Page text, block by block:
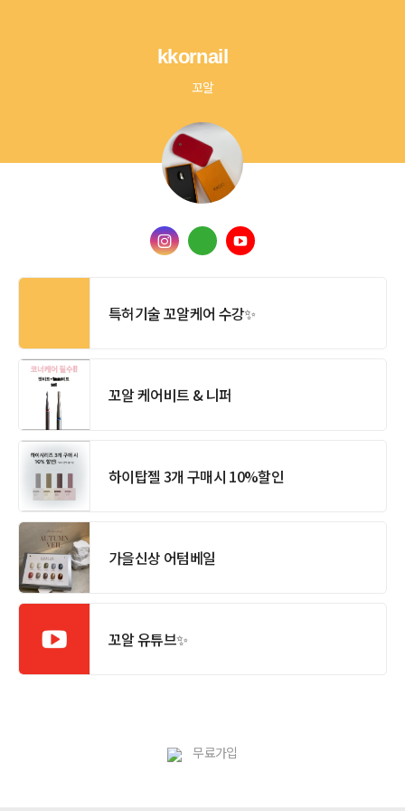
kkornail
꼬알
특허기술 꼬알케어 수강✨
꼬알 케어비트 & 니퍼
하이탑젤 3개 구매시 10%할인
가을신상 어텀베일
꼬알 유튜브✨
무료가입